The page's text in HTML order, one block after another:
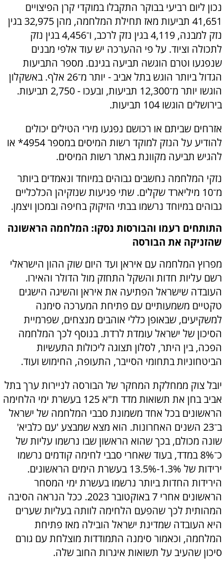
נכון ליום רביעי בבוקר התקבלו במוקדי קרן הפיצויים
41,651 תביעות מאז תחילת המלחמה, מהן 32,975 בגין
נזק למבנה, 4,119 בגין נזק לרכב, ו־4,456 בגין נזק
לתכולה וציוד. על פי ההערכה יש עוד אלפי מבנים
שנפגעו וטרם הוגשה תביעה בגינם. מספר התביעות
הגדול ביותר הוגש בתל אביב - יותר מ־26 אלף. באשקלון
הוגשו יותר מ־12,300 תביעות, ובעכו - 2,750 תביעות.
בירושלים הוגשו 104 תביעות.
אזרחים שביתם או רכושם נפגעו מירי הטילים יכולים
להודיע על הנזק למוקד רשות המיסים במספר 4954* או
להגיש תביעה מקוונת באתר רשות המיסים.
נזקי המלחמה נחשבים גבוהים במיוחד ונאמדים ביותר
מ־10 מיליארד שקלים. שתי פגיעות שנזקיהן הכלכליים
גבוהים במיוחד נרשמו בבתי הזיקוק בחיפה ובמכון ויצמן.
התותחים רעמו והבורסות נסקו: המלחמה הראשונה
שהזניקה את הבורסה
מפרוץ המלחמה עם איראן ועד היום שוק ההון הישראלי
רשם עליות חדות והשקל התחזק מול הדולר והאירו.
העובדה שישראל הפתיעה את איראן והשיגה הישגים
טקטיים משמעותיים עם פתיחת המערכה סימנה
למשקיעים, שבאופן כללי אוהבים מנצחים, שפרמיית
הסיכון של ישראל עומדת לרדת. בנוסף לכך המלחמה
הפכה, בין היתר, לסלון תצוגה ליכולות התעשיות
הביטחוניות בתחומי הסייבר, התעופה, החימוש ועוד.
יובל צוק ממחלקת המחקר של הבורסה לניירות ערך בתל
אביב בחן את תשואות מדד ת"א 125 בעשרת ימי הלחימה
הראשונים בכל אחד משמונת סבבי המלחמה של ישראל
ב־23 השנים האחרונות. הוא מצא שמבצע 'עם כלביא'
שונה מכולם, בכך שהוא הראשון שבו נרשמו עליות של
כ־8% במדד, בעוד שאחרי סבבי לחימה קודמים נרשמו
ירידות של 1.3%-13.5% בעשרת הימים הראשונים.
הירידות החדות ביותר נרשמו בעשרת ימי המסחר
הראשונים אחרי 7 באוקטובר 2023. ככל הנראה הסיבה
המהותית לכך שהפעם הלחימה לוותה בעליות שערים
היא העובדה שמדינת ישראל הובילה מאז פתיחת
המלחמה, וכאמור סימנה התמודדות מוצלחת עם גורם
סיכון שהעיב על תשואות איגרות החוב שלה.